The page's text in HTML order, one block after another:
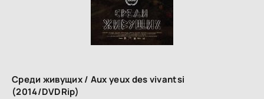
Среди живущих / Aux yeux des vivantsi
(2014/DVDRip)